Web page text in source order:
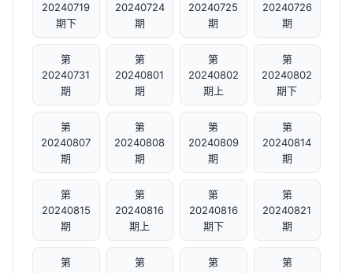
20240719
期下
20240724
期
20240725
期
20240726
期
第
20240731
期
第
20240801
期
第
20240802
期上
第
20240802
期下
第
20240807
期
第
20240808
期
第
20240809
期
第
20240814
期
第
20240815
期
第
20240816
期上
第
20240816
期下
第
20240821
期
第
第
第
第